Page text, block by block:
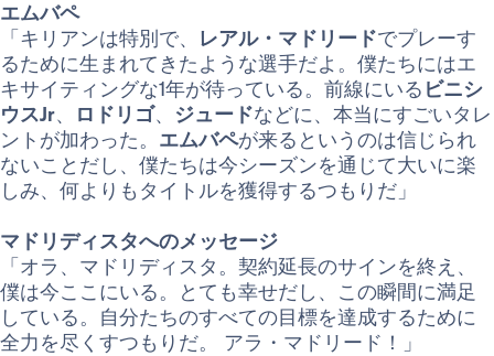
エムバペ
「キリアンは特別で、 レアル・マドリードでプレーす
るために生まれてきたような選手だよ。僕たちにはエ
キサイティングな1年が待っている。前線にいる ビニシ
ウスJr、 ロドリゴ、 ジュードなどに、本当にすごいタレ
ントが加わった。 エムバペが来るというのは信じられ
ないことだし、僕たちは今シーズンを通じて大いに楽
しみ、何よりもタイトルを獲得するつもりだ」
マドリディスタへのメッセージ
「オラ、マドリディスタ。契約延長のサインを終え、
僕は今ここにいる。とても幸せだし、この瞬間に満足
している。自分たちのすべての目標を達成するために
全力を尽くすつもりだ。 アラ・マドリード！」